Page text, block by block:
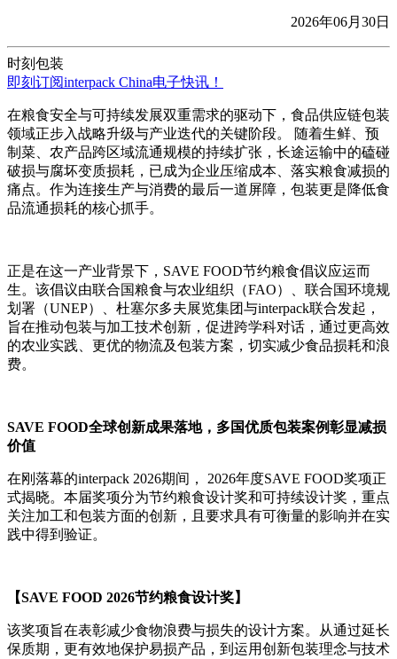
2026年06月30日
时刻包装
即刻订阅interpack China电子快讯！
在粮食安全与可持续发展双重需求的驱动下，食品供应链包装
领域正步入战略升级与产业迭代的关键阶段。 随着生鲜、预
制菜、农产品跨区域流通规模的持续扩张，长途运输中的磕碰
破损与腐坏变质损耗，已成为企业压缩成本、落实粮食减损的
痛点。作为连接生产与消费的最后一道屏障，包装更是降低食
品流通损耗的核心抓手。
正是在这一产业背景下，SAVE FOOD节约粮食倡议应运而
生。该倡议由联合国粮食与农业组织（FAO）、联合国环境规
划署（UNEP）、杜塞尔多夫展览集团与interpack联合发起，
旨在推动包装与加工技术创新，促进跨学科对话，通过更高效
的农业实践、更优的物流及包装方案，切实减少食品损耗和浪
费。
SAVE FOOD全球创新成果落地，多国优质包装案例彰显减损
价值
在刚落幕的interpack 2026期间， 2026年度SAVE FOOD奖项正
式揭晓。本届奖项分为节约粮食设计奖和可持续设计奖，重点
关注加工和包装方面的创新，且要求具有可衡量的影响并在实
践中得到验证。
【SAVE FOOD 2026节约粮食设计奖】
该奖项旨在表彰减少食物浪费与损失的设计方案。从通过延长
保质期，更有效地保护易损产品，到运用创新包装理念与技术